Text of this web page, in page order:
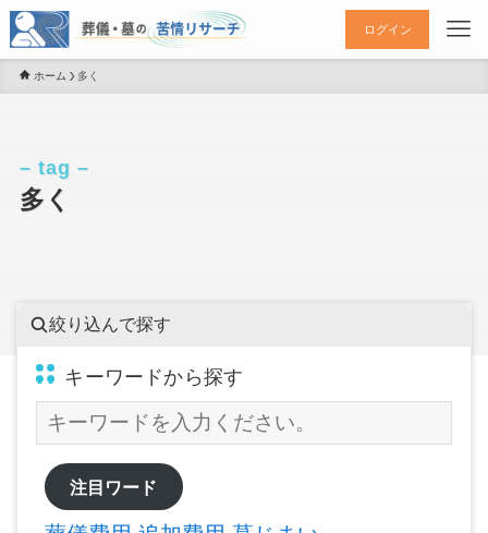
ログイン
ホーム 多く
多く
– tag –
絞り込んで探す
キーワードから探す
注目ワード